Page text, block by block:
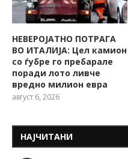
НЕВЕРОЈАТНО ПОТРАГА
ВО ИТАЛИЈА: Цел камион
со ѓубре го пребарале
поради лото ливче
вредно милион евра
август 6, 2026
НАЈЧИТАНИ